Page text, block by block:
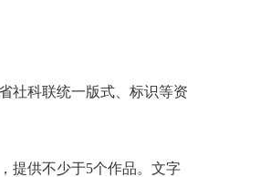
社科联统一版式、标识等资
提供不少于5个作品。文字